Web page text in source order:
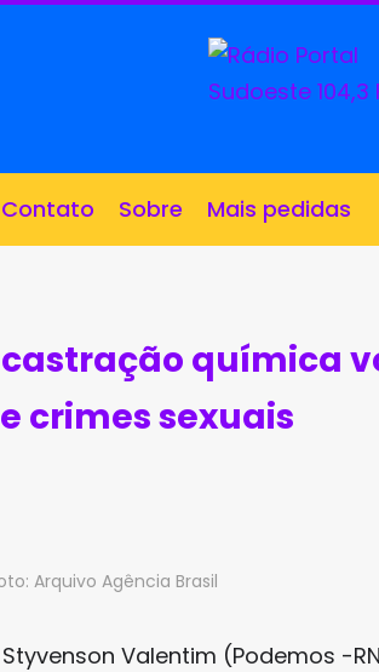
Contato Sobre Mais pedidas
química
crimes sexuais
Arquivo Agência Brasil
Valentim (Podemos -